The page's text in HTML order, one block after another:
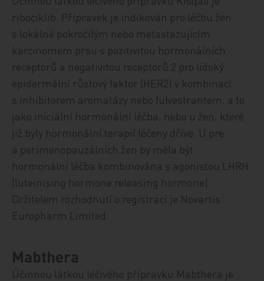
ribociklib. Přípravek je indikován pro léčbu žen
s lokálně pokročilým nebo metastazujícím
karcinomem prsu s pozitivitou hormonálních
receptorů a negativitou receptorů 2 pro lidský
epidermální růstový faktor (HER2) v kombinaci
s inhibitorem aromatázy nebo fulvestrantem, a to
jako iniciální hormonální léčba, nebo u žen, které
již byly hormonální terapií léčeny dříve. U pre
a perimenopauzálních žen by měla být
hormonální léčba kombinována s agonistou LHRH
(luteinising hormone releasing hormone).
Držitelem rozhodnutí o registraci je Novartis
Europharm Limited.
Mabthera
Účinnou látkou léčivého přípravku Mabthera je